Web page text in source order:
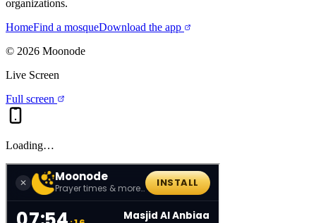
organizations.
HomeFind a mosqueDownload the app
© 2026 Moonode
Live Screen
Full screen
Loading…